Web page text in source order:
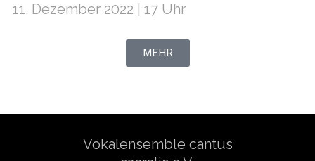
11. Dezember 2022 | 17 Uhr
MEHR
Vokalensemble cantus